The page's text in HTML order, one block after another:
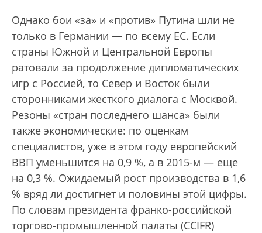
Однако бои «за» и «против» Путина шли не
только в Германии — по всему ЕС. Если
страны Южной и Центральной Европы
ратовали за продолжение дипломатических
игр с Россией, то Север и Восток были
сторонниками жесткого диалога с Москвой.
Резоны «стран последнего шанса» были
также экономические: по оценкам
специалистов, уже в этом году европейский
ВВП уменьшится на 0,9 %, а в 2015-м — еще
на 0,3 %. Ожидаемый рост производства в 1,6
% вряд ли достигнет и половины этой цифры.
По словам президента франко-российской
торгово-промышленной палаты (CCIFR)